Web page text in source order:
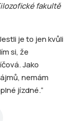
fakultě
je to jen kvůli
si, že
Jako
nemám
jízdné.“